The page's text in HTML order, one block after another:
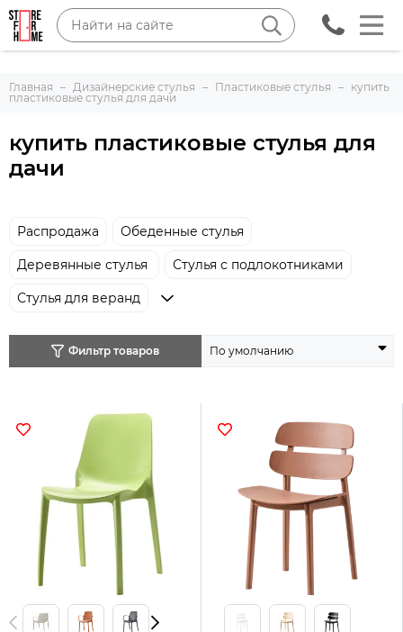
Главная Дизайнерские стулья Пластиковые стулья
купить
пластиковые стулья для дачи
купить пластиковые стулья для
дачи
Распродажа Обеденные стулья
Деревянные стулья Стулья с подлокотниками
Стулья для веранд
Фильтр товаров